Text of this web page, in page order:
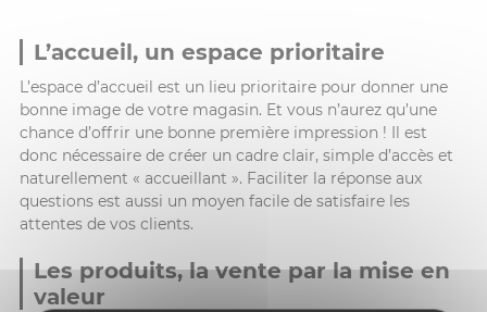
L’accueil, un espace prioritaire
L’espace d’accueil est un lieu prioritaire pour donner une
bonne image de votre magasin. Et vous n’aurez qu’une
chance d’offrir une bonne première impression ! Il est
donc nécessaire de créer un cadre clair, simple d’accès et
naturellement « accueillant ». Faciliter la réponse aux
questions est aussi un moyen facile de satisfaire les
attentes de vos clients.
Les produits, la vente par la mise en
valeur